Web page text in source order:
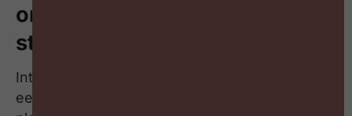
om interne talentmobiliteit te
stimuleren?
Interne mobiliteit is een strategische keuze,
een business project, géén HR-project. Geert